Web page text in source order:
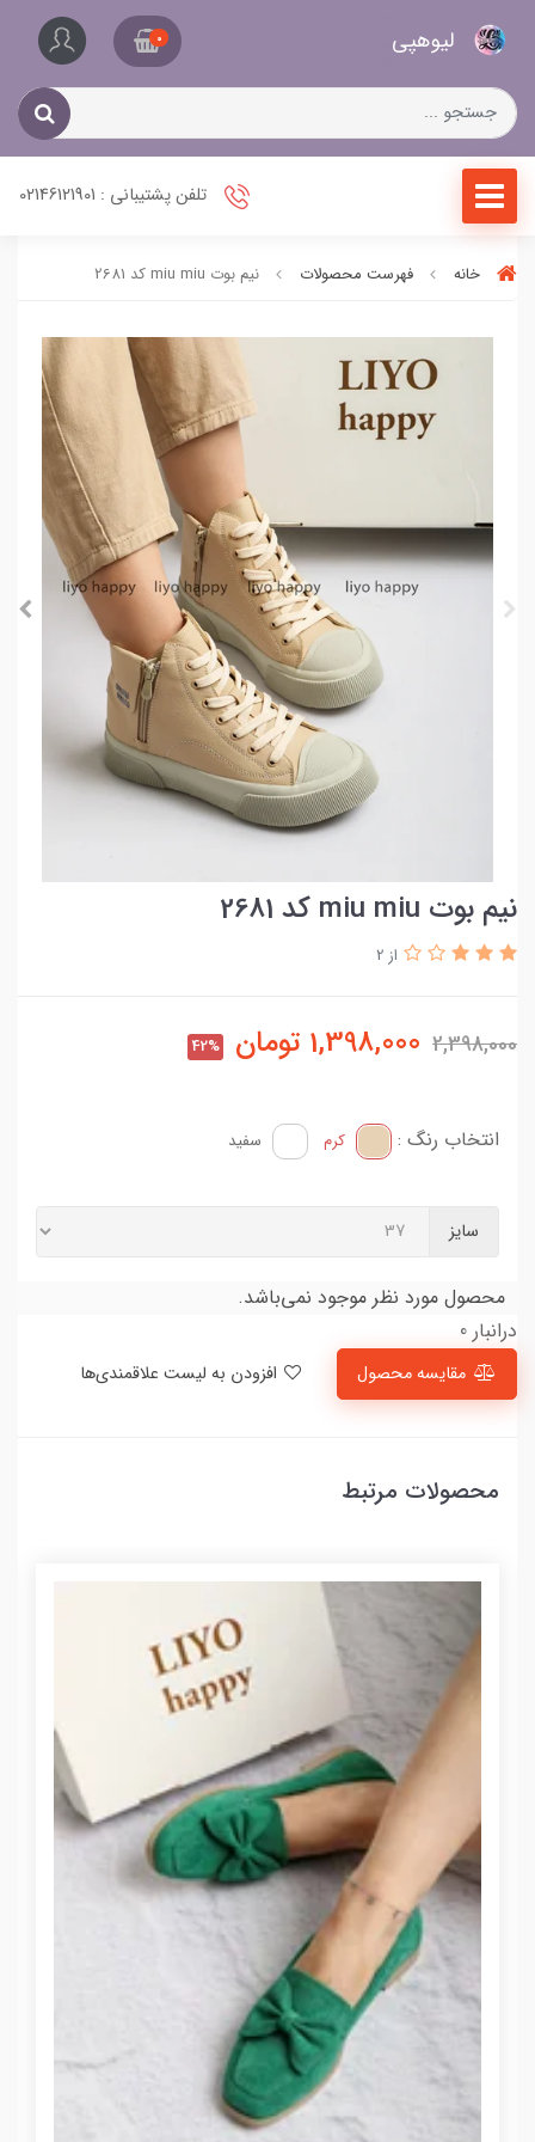
لیو‌هپی 0
تلفن پشتیبانی : 02146121901
خانه فهرست محصولات نیم بوت miu miu کد 2681
نیم بوت miu miu کد 2681
از 2
2,398,000
1,398,000 تومان 42%
انتخاب رنگ : کرم سفید
سایز
محصول مورد نظر موجود نمی‌باشد.
درانبار 0
مقایسه محصول
محصولات مرتبط